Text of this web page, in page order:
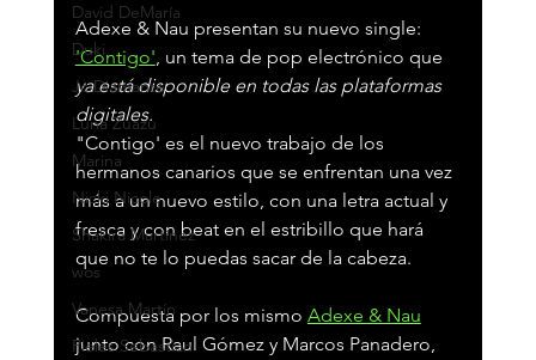
David DeMaría
Duki
Jc Diamante
Luna Zuazu
Marina
Nicki Nicole
Shakira Martínez
wos
Vanesa Martín
Pieles Sebastian
Adexe & Nau presentan su nuevo single:
'Contigo', un tema de pop electrónico que
ya está disponible en todas las plataformas
digitales.
"Contigo' es el nuevo trabajo de los
hermanos canarios que se enfrentan una vez
más a un nuevo estilo, con una letra actual y
fresca y con beat en el estribillo que hará
que no te lo puedas sacar de la cabeza.
Compuesta por los mismo Adexe & Nau
junto con Raul Gómez y Marcos Panadero,